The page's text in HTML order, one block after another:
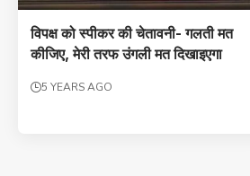
विपक्ष को स्पीकर की चेतावनी- गलती मत
कीजिए, मेरी तरफ उंगली मत दिखाइएगा
5 YEARS AGO